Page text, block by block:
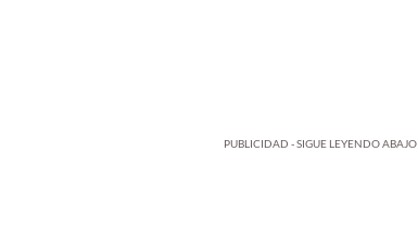
PUBLICIDAD - SIGUE LEYENDO ABAJO